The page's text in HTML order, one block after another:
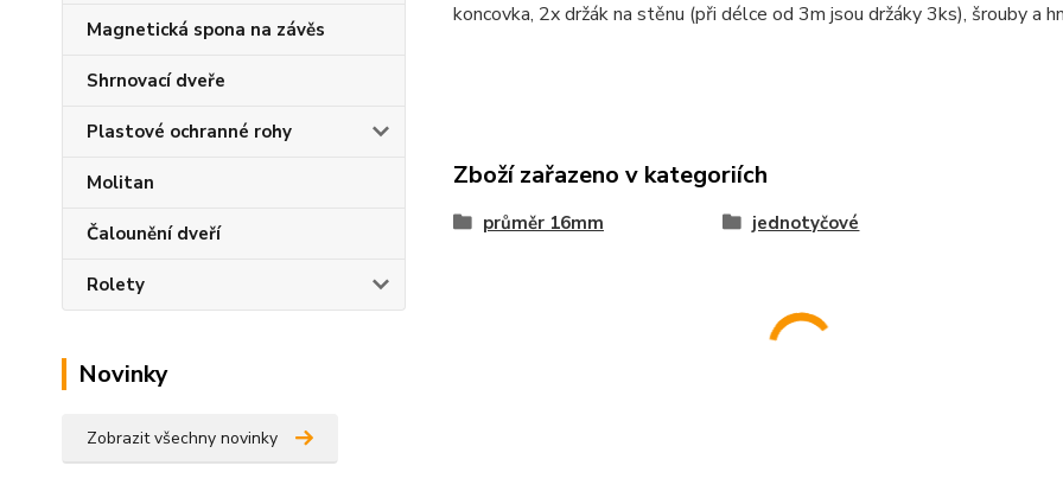
Magnetická spona na závěs
Shrnovací dveře
Plastové ochranné rohy
Molitan
Čalounění dveří
Rolety
Novinky
Zobrazit všechny novinky
koncovka, 2x držák na stěnu (při délce od 3m jsou držáky 3ks), šrouby a
Zboží zařazeno v kategoriích
průměr 16mm jednotyčové